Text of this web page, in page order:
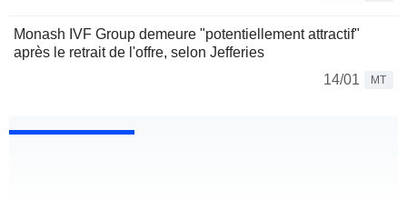
Monash IVF Group demeure "potentiellement attractif"
après le retrait de l'offre, selon Jefferies
14/01
MT